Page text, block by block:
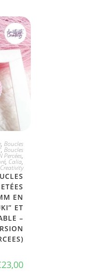
, Boucles
, Boucles
Percées,
, Calia,
EN
ET
–
23,00